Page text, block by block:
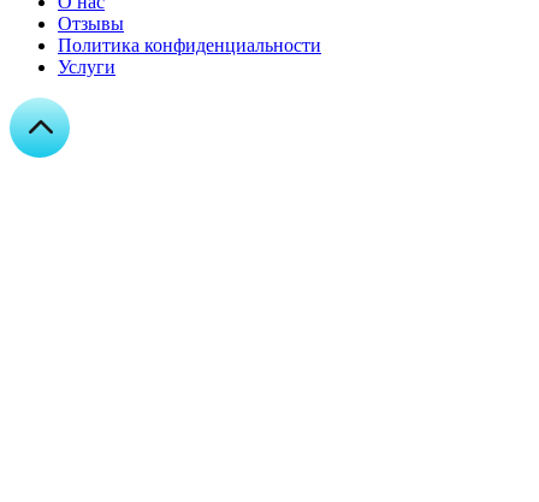
Отзывы
Политика конфиденциальности
Услуги